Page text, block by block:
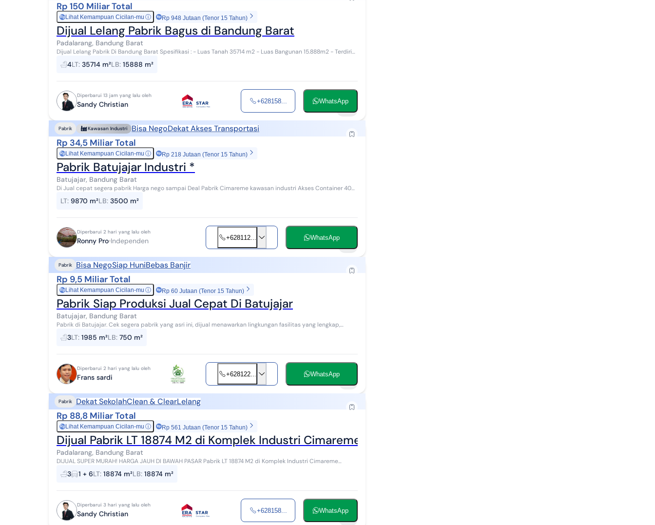
Rp 150 Miliar Total
RpLihat Kemampuan Cicilan-mu ⓘ Rp 948 Jutaan (Tenor 15 Tahun)
Dijual Lelang Pabrik Bagus di Bandung Barat
Padalarang, Bandung Barat
Dijual Lelang Pabrik Di Bandung Barat Spesifikasi : - Luas Tanah 35714 m2 - Luas Bangunan 15.888m2 - Terdiri
4LT: 35714 m²LB: 15888 m²
Diperbarui 13 jam yang lalu oleh
Sandy Christian +628158... WhatsApp
Pabrik Kawasan Industri Bisa NegoDekat Akses Transportasi
Rp 34,5 Miliar Total
RpLihat Kemampuan Cicilan-mu ⓘ Rp 218 Jutaan (Tenor 15 Tahun)
Pabrik Batujajar Industri *
Batujajar, Bandung Barat
Di Jual cepat segera pabrik Harga nego sampai Deal Pabrik Cimareme kawasan industri Akses Container 40
LT: 9870 m²LB: 3500 m²
Diperbarui 2 hari yang lalu oleh
Ronny Pro Independen +628112... WhatsApp
Pabrik Bisa NegoSiap HuniBebas Banjir
Rp 9,5 Miliar Total
RpLihat Kemampuan Cicilan-mu ⓘ Rp 60 Jutaan (Tenor 15 Tahun)
Pabrik Siap Produksi Jual Cepat Di Batujajar
Batujajar, Bandung Barat
Pabrik di Batujajar. Cek segera pabrik yang asri ini, dijual menawarkan lingkungan fasilitas yang lengkap,
cocok untuk Anda yang menginginkan hun...
3LT: 1985 m²LB: 750 m²
Diperbarui 2 hari yang lalu oleh
Frans sardi +628122... WhatsApp
Pabrik Dekat SekolahClean & ClearLelang
Rp 88,8 Miliar Total
RpLihat Kemampuan Cicilan-mu ⓘ Rp 561 Jutaan (Tenor 15 Tahun)
Dijual Pabrik LT 18874 M2 di Komplek Industri Cimareme Padalarang Bandung Barat
Padalarang, Bandung Barat
DIJUAL SUPER MURAH! HARGA JAUH DI BAWAH PASAR Pabrik LT 18874 M2 di Komplek Industri Cimareme
3 1 + 6LT: 18874 m²LB: 18874 m²
Diperbarui 3 hari yang lalu oleh
Sandy Christian +628158... WhatsApp